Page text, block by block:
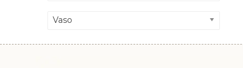
Vaso